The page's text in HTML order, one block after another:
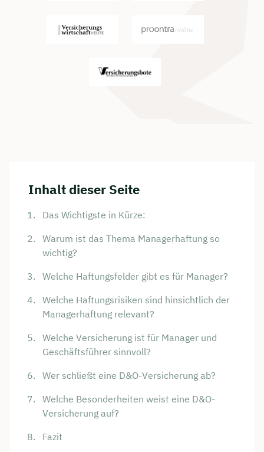
Inhalt dieser Seite
Das Wichtigste in Kürze:
Warum ist das Thema Managerhaftung so
wichtig?
Welche Haftungsfelder gibt es für Manager?
Welche Haftungsrisiken sind hinsichtlich der
Managerhaftung relevant?
Welche Versicherung ist für Manager und
Geschäftsführer sinnvoll?
Wer schließt eine D&O-Versicherung ab?
Welche Besonderheiten weist eine D&O-
Versicherung auf?
Fazit